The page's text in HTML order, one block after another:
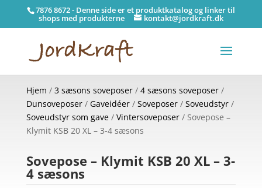
7876 8672 - Denne side er et produktkatalog og linker til
shops med produkterne kontakt@jordkraft.dk
Hjem / 3 sæsons soveposer/ 4 sæsons soveposer/
Dunsoveposer/ Gaveidéer/ Soveposer/ Soveudstyr/
Soveudstyr som gave/ Vintersoveposer/ Sovepose –
Klymit KSB 20 XL – 3-4 sæsons
Sovepose – Klymit KSB 20 XL – 3-
4 sæsons